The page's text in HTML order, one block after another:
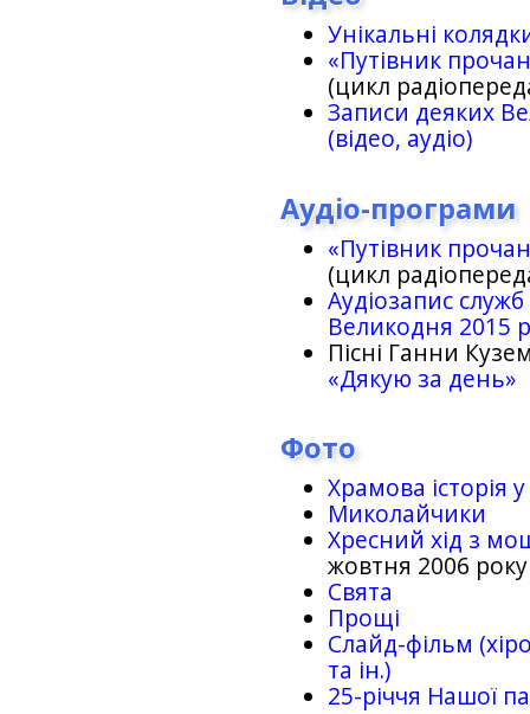
Унікальні
«Путівник
(цикл
Записи деяких
(відео, аудіо)
Аудіо-програми
«Путівник
(цикл
Аудіозапис
Великодня 2015
Пісні Ганни
«Дякую за день»
Фото
Храмова історія
Миколайчики
Хресний хід з
жовтня 2006 року
Свята
Прощі
Слайд-фільм
та ін.)
25-рiччя Нашої